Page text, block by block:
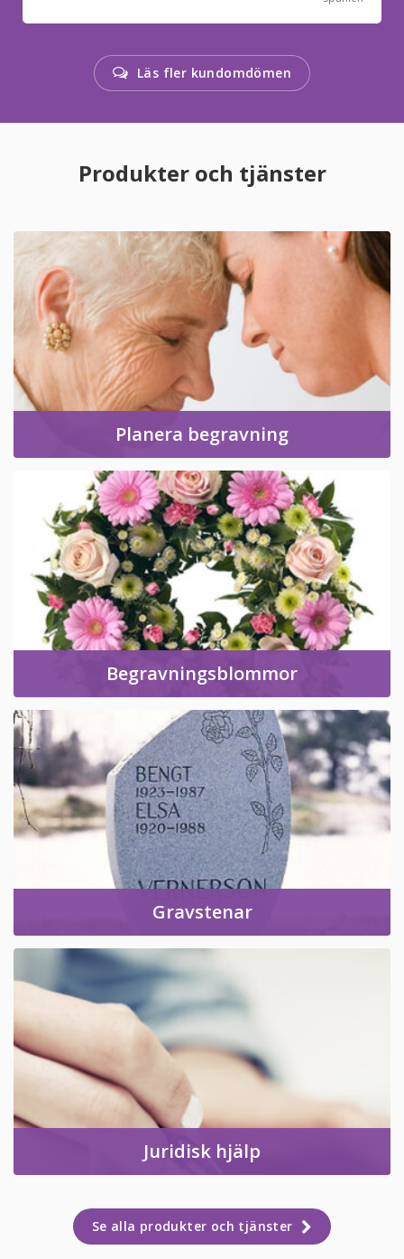
Läs fler kundomdömen
Produkter och tjänster
Planera begravning
Begravningsblommor
Gravstenar
Juridisk hjälp
Se alla produkter och tjänster